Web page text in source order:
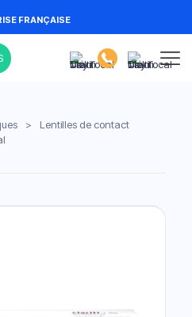
FRANÇAISE
>
Lentilles de contact